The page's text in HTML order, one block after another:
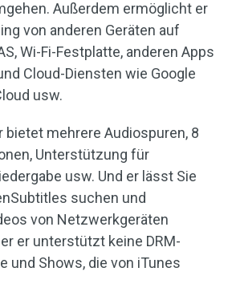
Außerdem ermöglicht er
von anderen Geräten auf
Wi-Fi-Festplatte, anderen Apps
Cloud-Diensten wie Google
usw.
bietet mehrere Audiospuren, 8
Unterstützung für
usw. Und er lässt Sie
suchen und
von Netzwerkgeräten
er unterstützt keine DRM-
und Shows, die von iTunes